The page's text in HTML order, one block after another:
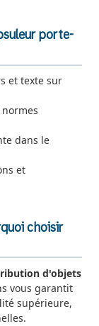
porte-
et texte sur
dans le
et
choisir
d'objets
vous garantit
supérieure,